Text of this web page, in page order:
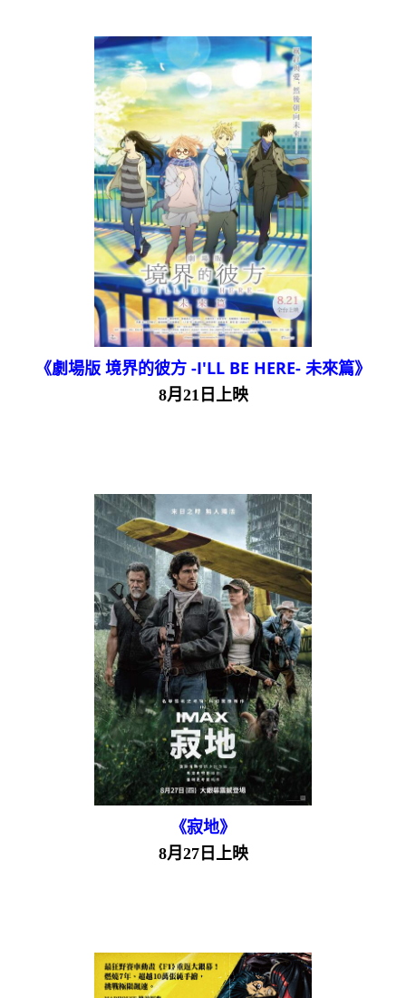
《劇場版 境界的彼方 -I'LL BE HERE- 未來篇》
8月21日上映
《寂地》
8月27日上映